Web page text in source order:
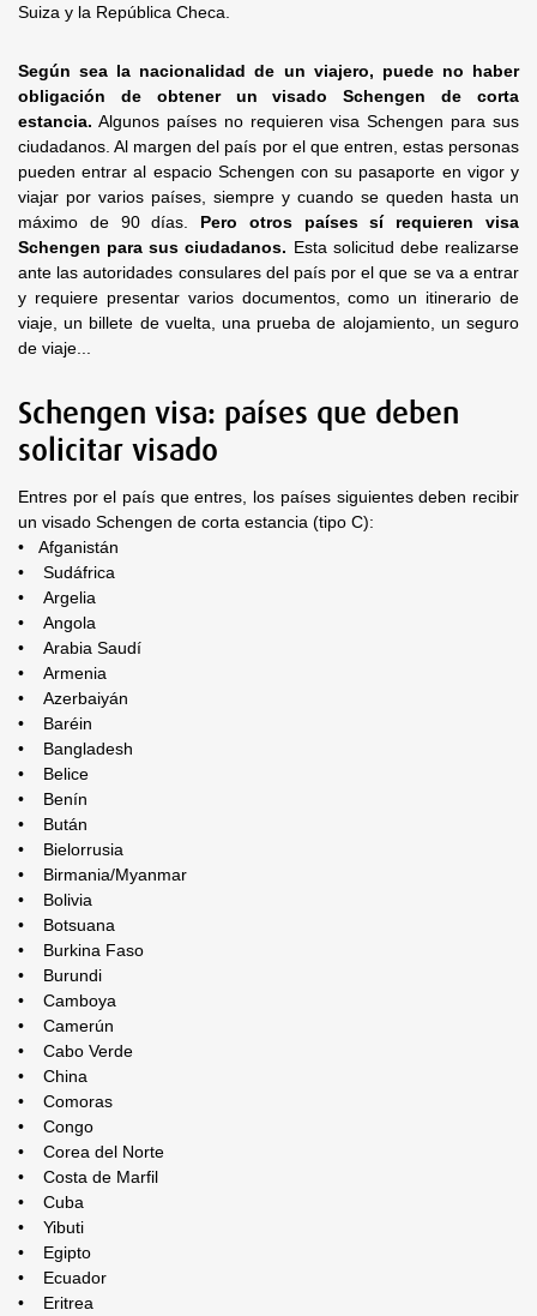
Suiza y la República Checa.
Según sea la nacionalidad de un viajero, puede no haber
obligación de obtener un visado Schengen de corta
estancia. Algunos países no requieren visa Schengen para sus
ciudadanos. Al margen del país por el que entren, estas personas
pueden entrar al espacio Schengen con su pasaporte en vigor y
viajar por varios países, siempre y cuando se queden hasta un
máximo de 90 días. Pero otros países sí requieren visa
Schengen para sus ciudadanos. Esta solicitud debe realizarse
ante las autoridades consulares del país por el que se va a entrar
y requiere presentar varios documentos, como un itinerario de
viaje, un billete de vuelta, una prueba de alojamiento, un seguro
de viaje...
Schengen visa: países que deben
solicitar visado
Entres por el país que entres, los países siguientes deben recibir
un visado Schengen de corta estancia (tipo C):
• Afganistán
• Sudáfrica
• Argelia
• Angola
• Arabia Saudí
• Armenia
• Azerbaiyán
• Baréin
• Bangladesh
• Belice
• Benín
• Bután
• Bielorrusia
• Birmania/Myanmar
• Bolivia
• Botsuana
• Burkina Faso
• Burundi
• Camboya
• Camerún
• Cabo Verde
• China
• Comoras
• Congo
• Corea del Norte
• Costa de Marfil
• Cuba
• Yibuti
• Egipto
• Ecuador
• Eritrea